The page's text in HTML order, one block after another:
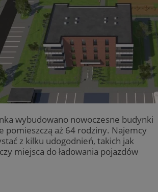
wybudowano nowoczesne budynki
pomieszczą aż 64 rodziny. Najemcy
z kilku udogodnień, takich jak
miejsca do ładowania pojazdów